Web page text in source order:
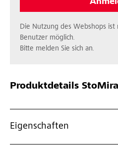
Die Nutzung des Webshops
Benutzer möglich.
Bitte melden Sie sich an.
Produktdetails
Eigenschaften